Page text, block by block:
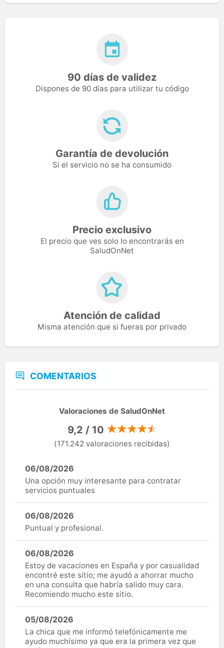
90 días de validez
Dispones de 90 días para utilizar tu código
Garantía de devolución
Si el servicio no se ha consumido
Precio exclusivo
El precio que ves solo lo encontrarás en
SaludOnNet
Atención de calidad
Misma atención que si fueras por privado
COMENTARIOS
Valoraciones de SaludOnNet
9,2 / 10
(171.242 valoraciones recibidas)
06/08/2026
Una opción muy interesante para contratar
servicios puntuales
06/08/2026
Puntual y profesional.
06/08/2026
Estoy de vacaciones en España y por casualidad
encontré este sitio; me ayudó a ahorrar mucho
en una consulta que habría salido muy cara.
Recomiendo mucho este sitio.
05/08/2026
La chica que me informó telefónicamente me
ayudo muchísimo ya que era la primera vez que